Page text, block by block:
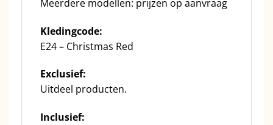
Meerdere modellen: prijzen op aanvraag
Kledingcode:
E24 – Christmas Red
Exclusief:
Uitdeel producten.
Inclusief: